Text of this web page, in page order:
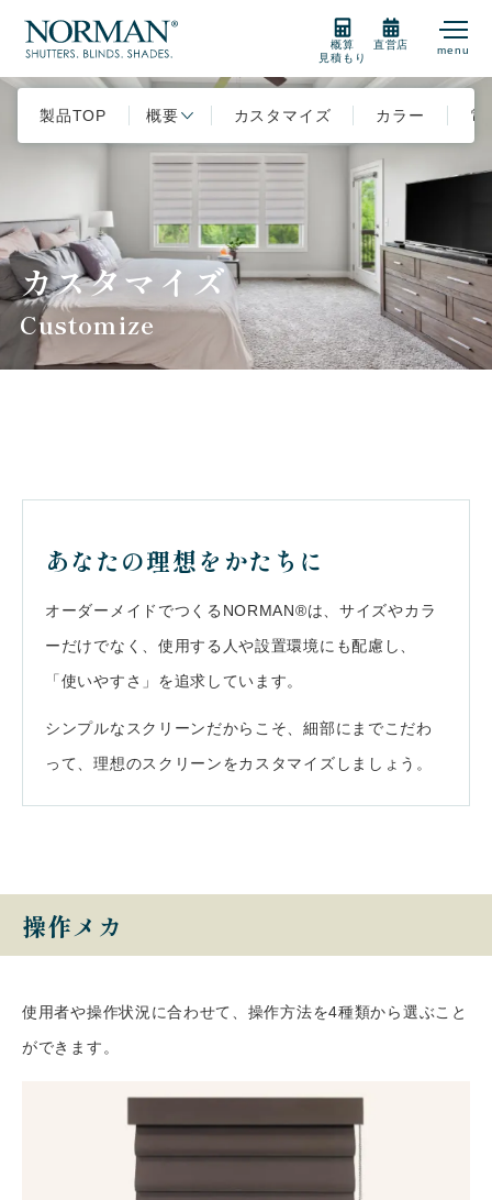
概算
見積もり
直営店 menu
製品TOP 概要 カスタマイズ カラー 電
カスタマイズ
Customize
あなたの理想をかたちに
オーダーメイドでつくるNORMAN®は、サイズやカラ
ーだけでなく、使用する人や設置環境にも配慮し、
「使いやすさ」を追求しています。
シンプルなスクリーンだからこそ、細部にまでこだわ
って、理想のスクリーンをカスタマイズしましょう。
操作メカ
使用者や操作状況に合わせて、操作方法を4種類から選ぶこと
ができます。
製品紹介
購入をご検討の方
販売店
お客様の実例集 お知らせ